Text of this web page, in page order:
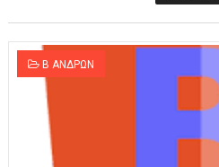
Β ΑΝΔΡΩΝ